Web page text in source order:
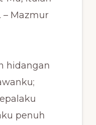
Mazmur
hidangan
penuh